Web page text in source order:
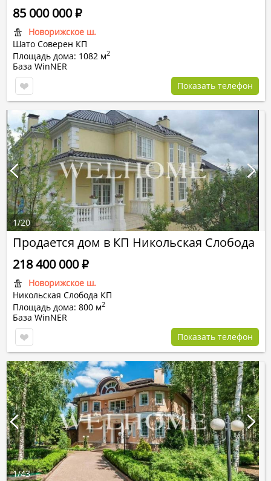
Новорижское ш.
Шато Соверен КП
Площадь дома: 1082 м2
85 000 000Р
База WinNER
Показать телефон
Продается дом в КП Никольская Слобода
Новорижское ш.
Никольская Слобода КП
Площадь дома: 800 м2
218 400 000Р
База WinNER
Показать телефон
1/20
1/43